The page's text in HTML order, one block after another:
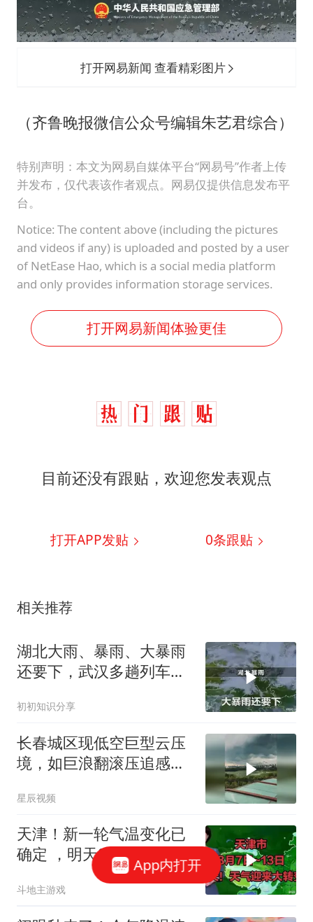
打开网易新闻 查看精彩图片
（齐鲁晚报微信公众号编辑朱艺君综合）
特别声明：本文为网易自媒体平台“网易号”作者上传
并发布，仅代表该作者观点。网易仅提供信息发布平
台。
Notice: The content above (including the pictures
and videos if any) is uploaded and posted by a user
of NetEase Hao, which is a social media platform
and only provides information storage services.
打开网易新闻体验更佳
目前还没有跟贴，欢迎您发表观点
打开APP发贴 0条跟贴
相关推荐
湖北大雨、暴雨、大暴雨
还要下，武汉多趟列车紧
初初知识分享
长春城区现低空巨型云压
境，如巨浪翻滚压追感十
星辰视频
天津！新一轮气温变化已
确定 ，明天8月8日天气迎
斗地主游戏
App内打开